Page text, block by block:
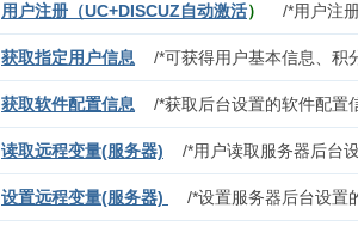
用户注册（UC+DISCUZ自动激活） /*用户注
获取指定用户信息 /*可获得用户基本信息、积
获取软件配置信息 /*获取后台设置的软件配置
读取远程变量(服务器) /*用户读取服务器后台
设置远程变量(服务器) /*设置服务器后台设置